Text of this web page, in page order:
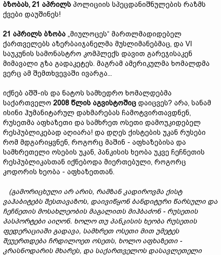
ბზობას, 21 აპრილს პოლიციის სპეცდანიშნულების რაზმს
ქვები დაუშინეს!
21 აპრილს ბზობა „მიულოცეს“ მართლმადიდებელ
ქართველებს აზერბაიჯანელმა მუსლიმანებმაც, და VI
საუკუნის სამონასტრო კომპლექს დავით გარეჯისაკენ
მიმავალი გზა გადაკეტეს. მაგრამ ამერიკულმა ხომალდმა
ვერც ამ შემთხვევაში ივარგა...
იქნებ აშშ-ის და ნატოს სამხედრო ხომალდებმა
საქართველო 2008 წლის აგვისტოშიც დაიცვეს? არა, სანამ
ისინი ჰუმანიტარულ დახმარებას ჩამოტვირთავდნენ,
რუსეთმა აფხაზეთი და სამხრეთ ოსეთი დამოუკიდებელ
რესპუბლიკებად აღიარა! და დღეს ქისტების უკან რუსები
რომ მდგარიყვნენ, როგორც მაშინ - აფხაზებისა და
სამხრეთელი ოსების უკან, პანკისის ხეობა უკვე ჩეჩნეთის
რესპუბლიკასთან იქნებოდა მიერთებული, როგორც
კოდორის ხეობა - აფხაზეთთან.
(გამორიცხული არ არის, რამზან კადიროვმა ქისტ
ვაჰაბიტებს შესთავაზოს, დაივიწყონ ბანდიტური წარსული და
ჩეჩნეთის მოსახლეობის მაგალითს მიჰბაძონ - რუსეთის
პასპორტები აიღონ. ხოლო თუ პანკისის ხეობა რუსეთის
ფედერაციაში გადავა, სამხრეთ ოსეთი მით უმეტეს
შეუერთდება ჩრდილოეთ ოსეთს, ხოლო აფხაზეთი -
კრასნოდარის მხარეს, და საქართველოს დასავლეთელი